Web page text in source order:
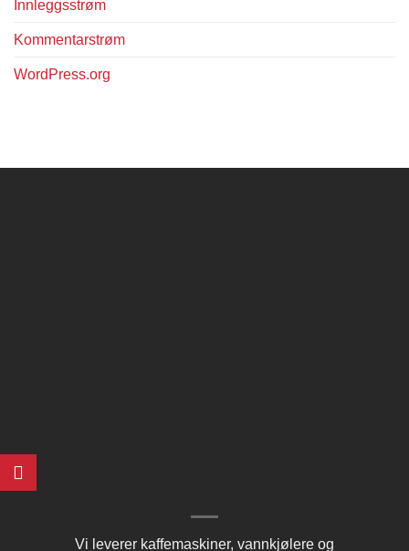
Innleggsstrøm
Kommentarstrøm
WordPress.org
Vi leverer kaffemaskiner, vannkjølere og